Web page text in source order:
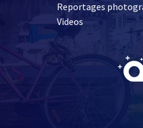
Reportages
Videos, Ouvre une